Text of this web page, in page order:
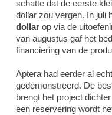
schatte dat de eerste
dollar zou vergen. In juli
dollar op via de
van augustus gaf het
financiering van de
Aptera had eerder al
gedemonstreerd. De
brengt het project
een reservering wordt